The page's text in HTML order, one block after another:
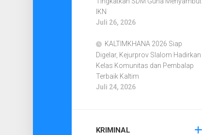
IKN
Juli 26, 2026
KALTIMKHANA 2026 Siap
Digelar, Kejurprov Slalom Hadirkan
Kelas Komunitas dan Pembalap
Terbaik Kaltim
Juli 24, 2026
KRIMINAL